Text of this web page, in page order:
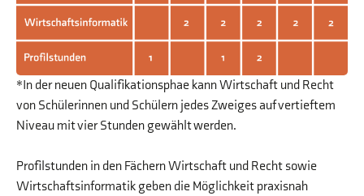
*In der neuen Qualifikationsphae kann Wirtschaft und Recht
von Schülerinnen und Schülern jedes Zweiges auf vertieftem
Niveau mit vier Stunden gewählt werden.
Profilstunden in den Fächern Wirtschaft und Recht sowie
Wirtschaftsinformatik geben die Möglichkeit praxisnah